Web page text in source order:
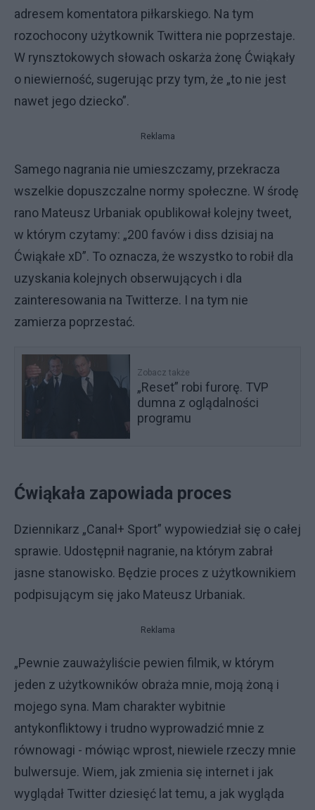
adresem komentatora piłkarskiego. Na tym
rozochocony użytkownik Twittera nie poprzestaje.
W rynsztokowych słowach oskarża żonę Ćwiąkały
o niewierność, sugerując przy tym, że „to nie jest
nawet jego dziecko”.
Reklama
Samego nagrania nie umieszczamy, przekracza
wszelkie dopuszczalne normy społeczne. W środę
rano Mateusz Urbaniak opublikował kolejny tweet,
w którym czytamy: „200 favów i diss dzisiaj na
Ćwiąkałe xD”. To oznacza, że wszystko to robił dla
uzyskania kolejnych obserwujących i dla
zainteresowania na Twitterze. I na tym nie
zamierza poprzestać.
Zobacz także
„Reset” robi furorę. TVP
dumna z oglądalności
programu
Ćwiąkała zapowiada proces
Dziennikarz „Canal+ Sport” wypowiedział się o całej
sprawie. Udostępnił nagranie, na którym zabrał
jasne stanowisko. Będzie proces z użytkownikiem
podpisującym się jako Mateusz Urbaniak.
Reklama
„Pewnie zauważyliście pewien filmik, w którym
jeden z użytkowników obraża mnie, moją żoną i
mojego syna. Mam charakter wybitnie
antykonfliktowy i trudno wyprowadzić mnie z
równowagi - mówiąc wprost, niewiele rzeczy mnie
bulwersuje. Wiem, jak zmienia się internet i jak
wyglądał Twitter dziesięć lat temu, a jak wygląda